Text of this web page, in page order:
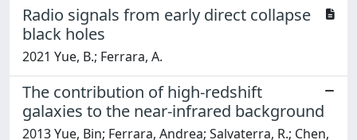
Radio signals from early direct collapse
black holes
2021 Yue, B.; Ferrara, A.
The contribution of high-redshift
galaxies to the near-infrared background
2013 Yue, Bin; Ferrara, Andrea; Salvaterra, R.; Chen,